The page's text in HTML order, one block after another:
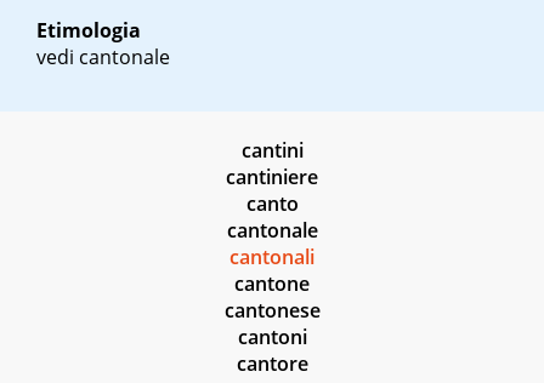
Etimologia
vedi cantonale
cantini
cantiniere
canto
cantonale
cantonali
cantone
cantonese
cantoni
cantore